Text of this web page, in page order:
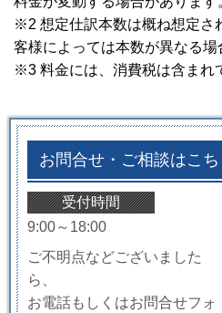
※2 想定仕訳本数は概ね想定さ
客様によっては本数が異なる場
※3 料金には、消費税は含まれ
お問合せ・ご相談はこ
受付時間
9:00～18:00
ご不明点などございました
ら、
お電話もしくはお問合せフォ